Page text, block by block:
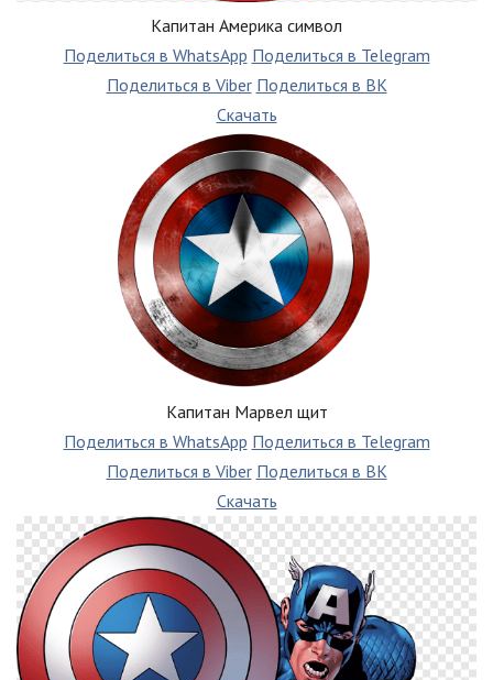
Капитан Америка символ
Поделиться в WhatsApp Поделиться в Telegram
Поделиться в Viber Поделиться в ВК
Скачать
Капитан Марвел щит
Поделиться в WhatsApp Поделиться в Telegram
Поделиться в Viber Поделиться в ВК
Скачать